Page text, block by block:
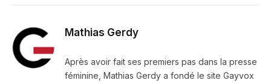
Mathias Gerdy
Après avoir fait ses premiers pas dans la presse
féminine, Mathias Gerdy a fondé le site Gayvox